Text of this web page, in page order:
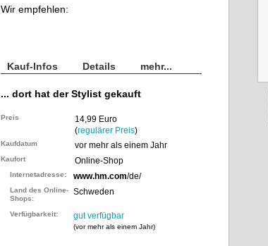
Wir empfehlen:
Kauf-Infos Details mehr...
... dort hat der Stylist gekauft
Preis
14,99 Euro
(regulärer Preis)
Kaufdatum vor mehr als einem Jahr
Kaufort Online-Shop
Internetadresse: www.hm.com/de/
Land des Online-
Shops:
Schweden
Verfügbarkeit: gut verfügbar
(vor mehr als einem Jahr)